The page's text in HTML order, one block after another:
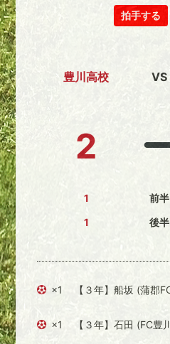
拍手する
豊川高校
2
1
1
VS
前半
後半
【３年】船坂 (蒲郡
×1
【３年】石田 (FC豊
×1